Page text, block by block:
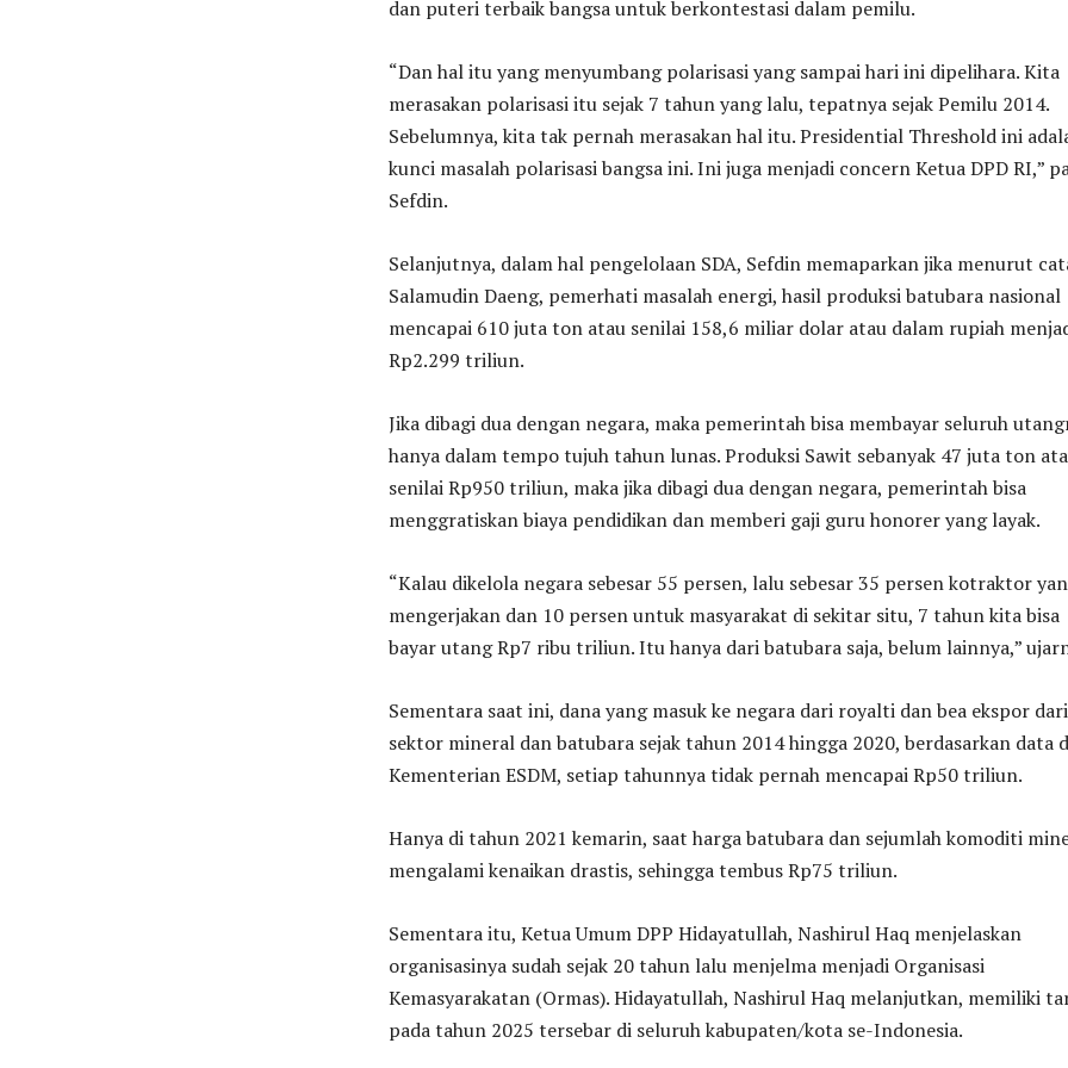
dan puteri terbaik bangsa untuk berkontestasi dalam pemilu.
“Dan hal itu yang menyumbang polarisasi yang sampai hari ini dipelihara. Kita
merasakan polarisasi itu sejak 7 tahun yang lalu, tepatnya sejak Pemilu 2014.
Sebelumnya, kita tak pernah merasakan hal itu. Presidential Threshold ini
kunci masalah polarisasi bangsa ini. Ini juga menjadi concern Ketua DPD RI,”
Sefdin.
Selanjutnya, dalam hal pengelolaan SDA, Sefdin memaparkan jika menurut
Salamudin Daeng, pemerhati masalah energi, hasil produksi batubara nasional
mencapai 610 juta ton atau senilai 158,6 miliar dolar atau dalam rupiah
Rp2.299 triliun.
Jika dibagi dua dengan negara, maka pemerintah bisa membayar seluruh
hanya dalam tempo tujuh tahun lunas. Produksi Sawit sebanyak 47 juta ton
senilai Rp950 triliun, maka jika dibagi dua dengan negara, pemerintah bisa
menggratiskan biaya pendidikan dan memberi gaji guru honorer yang layak.
“Kalau dikelola negara sebesar 55 persen, lalu sebesar 35 persen kotraktor
mengerjakan dan 10 persen untuk masyarakat di sekitar situ, 7 tahun kita bisa
bayar utang Rp7 ribu triliun. Itu hanya dari batubara saja, belum lainnya,”
Sementara saat ini, dana yang masuk ke negara dari royalti dan bea ekspor dari
sektor mineral dan batubara sejak tahun 2014 hingga 2020, berdasarkan data
Kementerian ESDM, setiap tahunnya tidak pernah mencapai Rp50 triliun.
Hanya di tahun 2021 kemarin, saat harga batubara dan sejumlah komoditi
mengalami kenaikan drastis, sehingga tembus Rp75 triliun.
Sementara itu, Ketua Umum DPP Hidayatullah, Nashirul Haq menjelaskan
organisasinya sudah sejak 20 tahun lalu menjelma menjadi Organisasi
Kemasyarakatan (Ormas). Hidayatullah, Nashirul Haq melanjutkan, memiliki
pada tahun 2025 tersebar di seluruh kabupaten/kota se-Indonesia.